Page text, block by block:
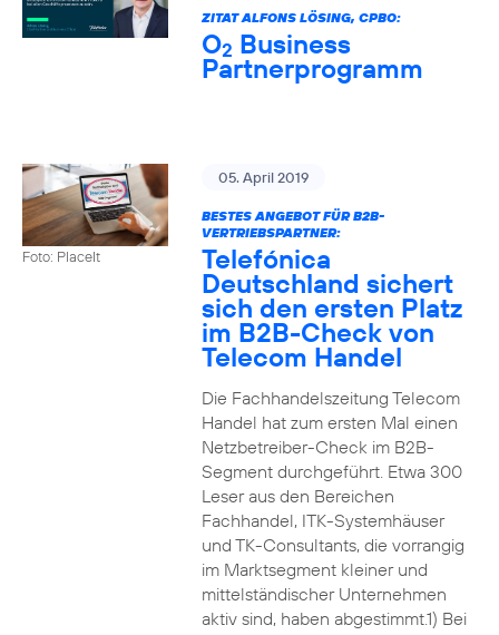
ZITAT ALFONS LÖSING, CPBO:
O2 Business
Partnerprogramm
Foto: PlaceIt
05. April 2019
BESTES ANGEBOT FÜR B2B-
VERTRIEBSPARTNER:
Telefónica
Deutschland sichert
sich den ersten Platz
im B2B-Check von
Telecom Handel
Die Fachhandelszeitung Telecom
Handel hat zum ersten Mal einen
Netzbetreiber-Check im B2B-
Segment durchgeführt. Etwa 300
Leser aus den Bereichen
Fachhandel, ITK-Systemhäuser
und TK-Consultants, die vorrangig
im Marktsegment kleiner und
mittelständischer Unternehmen
aktiv sind, haben abgestimmt.1) Bei